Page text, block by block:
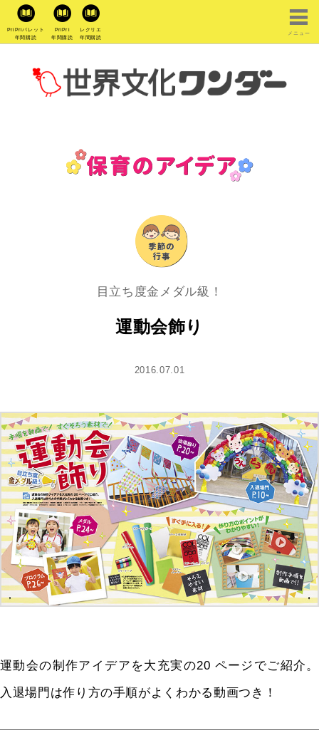
PriPriパレット
年間購読
PriPri
年間購読
レクリエ
年間購読
メニュー
目立ち度金メダル級！
運動会飾り
2016.07.01
運動会の制作アイデアを大充実の20 ページでご紹介。
入退場門は作り方の手順がよくわかる動画つき！